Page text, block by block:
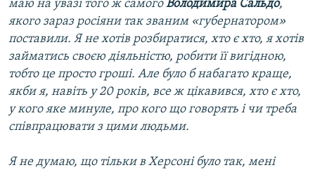
маю на увазі того ж самогоВолодимира Сальдо,
якого зараз росіяни так званим «губернатором»
поставили. Я не хотів розбиратися, хто є хто, я хотів
займатись своєю діяльністю, робити її вигідною,
тобто це просто гроші. Але було б набагато краще,
якби я, навіть у 20 років, все ж цікавився, хто є хто,
у кого яке минуле, про кого що говорять і чи треба
співпрацювати з цими людьми.
Я не думаю, що тільки в Херсоні було так, мені